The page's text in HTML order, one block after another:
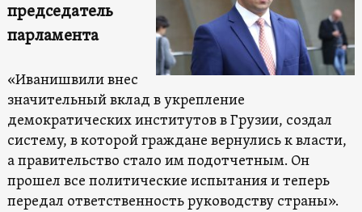
председатель
парламента
«Иванишвили внес
значительный вклад в укрепление
демократических институтов в Грузии, создал
систему, в которой граждане вернулись к власти,
а правительство стало им подотчетным. Он
прошел все политические испытания и теперь
передал ответственность руководству страны».